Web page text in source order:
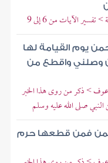
الآيات من 6 إلى 9
يوم القيامة لها
وصلني واقطع من
عوف > ذكر من روى هذا الخبر
صلى الله عليه وسلم
فمن قطعها حرم